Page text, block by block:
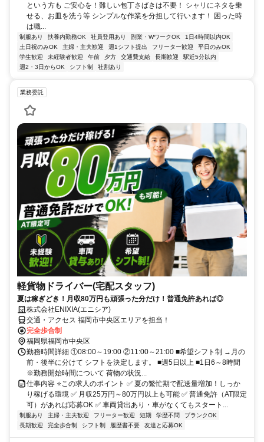
という方も ご安心を！難しい包丁さばきは不要！ シャリにネタを乗
せる、お皿を洗う等 シンプルな作業を分担して行います！ 困った時
は職...
制服あり 扶養内勤務OK 社員登用あり 副業・WワークOK
1日4時間以内OK
土日祝のみOK
主婦・主夫歓迎 週1シフト提出 フリーター歓迎
平日のみOK
学生歓迎
未経験者歓迎 午前 夕方 交通費支給 長期歓迎
駅近5分以内
週2・3日からOK
シフト制 社割あり
業務委託
軽貨物ドライバー(宅配スタッフ)
夏は稼ぎどき！月収80万円も頑張った分だけ！普通免許あれば◎
株式会社ENIXIA(エニシア)
交通・アクセス 福岡市中央区エリアを担当！
完全歩合制
福岡県福岡市中央区
勤務時間詳細 ①08:00～19:00 ②11:00～21:00 ■希望シフト制 →月の
前・後半に分けて シフトを決定します。 ■週5日以上 ■1日6～8時間
※勤務開始時間について 荷物の状況...
仕事内容 ⭐この求人のポイント ✅ 夏の繁忙期で配送量増加！しっか
り稼げる環境 ✅ 月収25万円～80万円以上も可能 ✅ 普通免許（AT限定
可）があれば応募OK ✅ 車両貸出あり・車がなくてもスタート...
制服あり 主婦・主夫歓迎 フリーター歓迎 短期 学歴不問
ブランクOK
長期歓迎
完全歩合制 シフト制 履歴書不要 友達と応募OK